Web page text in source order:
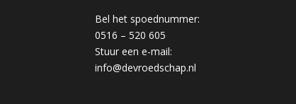
Bel het spoednummer:
0516 – 520 605
Stuur een e-mail:
info@devroedschap.nl